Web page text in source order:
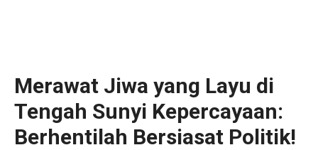
Merawat Jiwa yang Layu di
Tengah Sunyi Kepercayaan:
Berhentilah Bersiasat Politik!